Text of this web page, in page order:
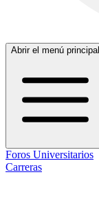
Abrir el menú principal
Foros Universitarios
Carreras